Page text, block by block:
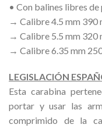
• Con balines libres de
→ Calibre 4.5 mm 390
→ Calibre 5.5 mm 320
→ Calibre 6.35 mm
LEGISLACIÓN
Esta carabina
portar y usar las
comprimido de la